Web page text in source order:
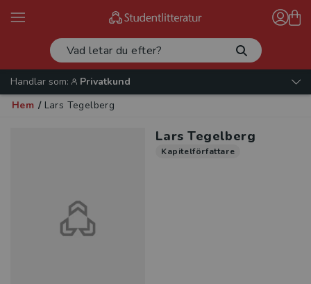
Handlar som:
Privatkund
Hem / Lars Tegelberg
Lars Tegelberg
Kapitelförfattare